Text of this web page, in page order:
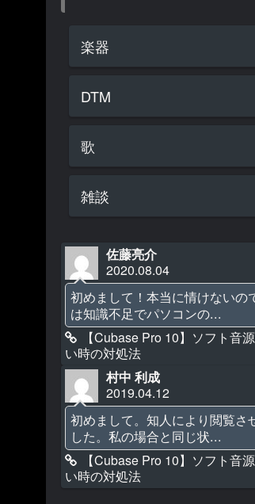
楽器
DTM
歌
雑談
佐藤亮介
2020.08.04
初めまして！本当に情けないの
は知識不足でパソコンの...
【Cubase Pro 10】ソフト音
い時の対処法
村中 利成
2019.04.12
初めまして。知人により閲覧さ
した。私の場合と同じ状...
【Cubase Pro 10】ソフト音
い時の対処法